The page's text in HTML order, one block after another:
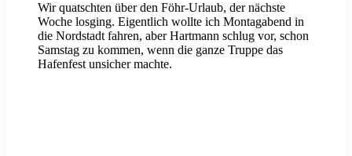
Wir quatschten über den Föhr-Urlaub, der nächste
Woche losging. Eigentlich wollte ich Montagabend in
die Nordstadt fahren, aber Hartmann schlug vor, schon
Samstag zu kommen, wenn die ganze Truppe das
Hafenfest unsicher machte.